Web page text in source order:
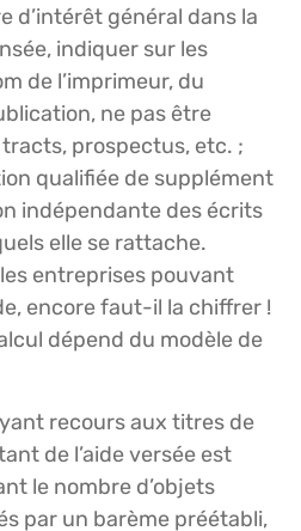
d’intérêt général dans la
indiquer sur les
de l’imprimeur, du
ne pas être
prospectus, etc. ;
qualifiée de supplément
indépendante des écrits
elle se rattache.
entreprises pouvant
encore faut-il la chiffrer !
dépend du modèle de
recours aux titres de
de l’aide versée est
le nombre d’objets
par un barème préétabli,